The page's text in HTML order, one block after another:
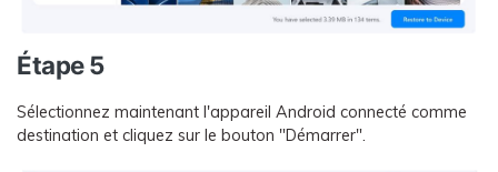
Étape 5
Sélectionnez maintenant l'appareil Android connecté comme
destination et cliquez sur le bouton "Démarrer".